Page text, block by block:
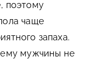
поэтому
чаще
запаха.
мужчины не